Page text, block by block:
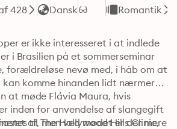
428 Dansk
Romantik
er ikke interesseret i at indlede
i Brasilien på et sommerseminar
forældreløse nevø med, i håb om at
komme hinanden lidt nærmere.
at møde Flávia Maura, hvis
inden for anvendelse af slangegift
af, men ved mødet er der mere
til The Hollywood Hills Clinic,